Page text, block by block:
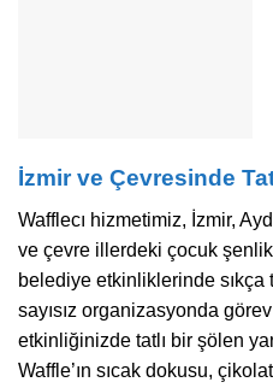
İzmir ve Çevresinde
Wafflecı hizmetimiz, İzmir,
ve çevre illerdeki çocuk
belediye etkinliklerinde sıkça
sayısız organizasyonda
etkinliğinizde tatlı bir şölen
Waffle’ın sıcak dokusu,